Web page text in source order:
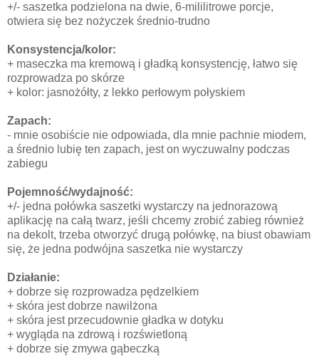
+/- saszetka podzielona na dwie, 6-mililitrowe porcje,
otwiera się bez nożyczek średnio-trudno
Konsystencja/kolor:
+ maseczka ma kremową i gładką konsystencję, łatwo się
rozprowadza po skórze
+ kolor: jasnożółty, z lekko perłowym połyskiem
Zapach:
- mnie osobiście nie odpowiada, dla mnie pachnie miodem,
a średnio lubię ten zapach, jest on wyczuwalny podczas
zabiegu
Pojemność/wydajność:
+/- jedna połówka saszetki wystarczy na jednorazową
aplikację na całą twarz, jeśli chcemy zrobić zabieg również
na dekolt, trzeba otworzyć drugą połówkę, na biust obawiam
się, że jedna podwójna saszetka nie wystarczy
Działanie:
+ dobrze się rozprowadza pędzelkiem
+ skóra jest dobrze nawilżona
+ skóra jest przecudownie gładka w dotyku
+ wygląda na zdrową i rozświetloną
+ dobrze się zmywa gąbeczką